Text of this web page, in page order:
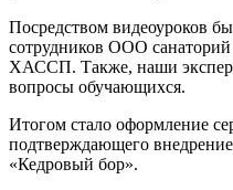
Посредством видеоуроков
сотрудников ООО
ХАССП. Также, наши
вопросы обучающихся.
Итогом стало оформление
подтверждающего
«Кедровый бор».